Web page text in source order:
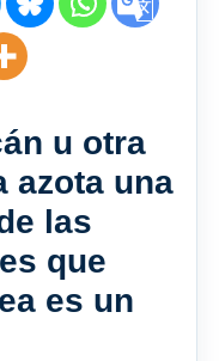
u otra
azota una
las
que
es un